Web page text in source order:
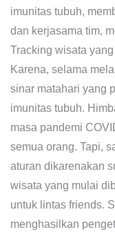
imunitas tubuh,
dan kerjasama tim,
Tracking wisata
Karena, selama
sinar matahari yang
imunitas tubuh.
masa pandemi
semua orang. Tapi,
aturan dikarenakan
wisata yang mulai
untuk lintas friends.
menghasilkan